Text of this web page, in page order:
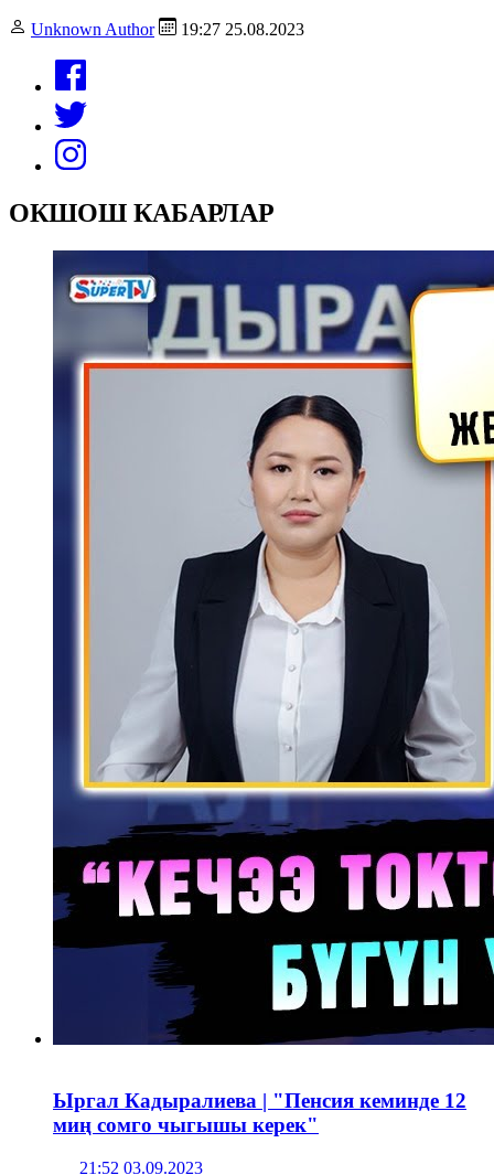
Unknown Author 19:27 25.08.2023
ОКШОШ КАБАРЛАР
Ыргал Кадыралиева | "Пенсия кеминде 12
миң сомго чыгышы керек"
21:52 03.09.2023